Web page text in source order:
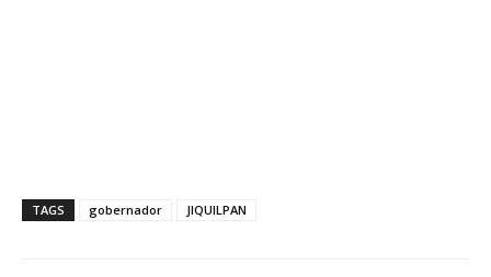
TAGS gobernador JIQUILPAN